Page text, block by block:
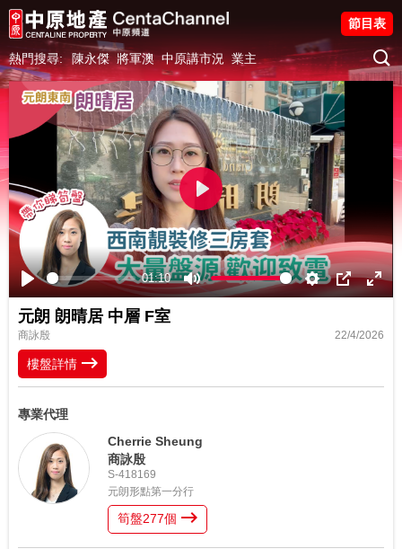
熱門搜尋: 陳永傑 將軍澳 中原講市況 業主
節目表
Play
01:10
Mute Settings
PIP
Play
元朗 朗晴居 中層 F室
商詠殷 22/4/2026
樓盤詳情
專業代理
Cherrie Sheung
商詠殷
S-418169
元朗形點第一分行
筍盤277個